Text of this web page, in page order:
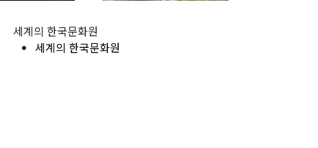
세계의 한국문화원
세계의 한국문화원